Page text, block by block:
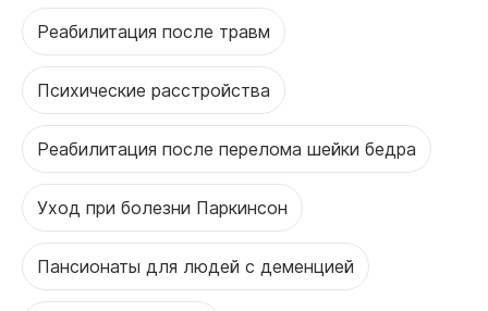
Реабилитация после травм
Психические расстройства
Реабилитация после перелома шейки бедра
Уход при болезни Паркинсон
Пансионаты для людей с деменцией